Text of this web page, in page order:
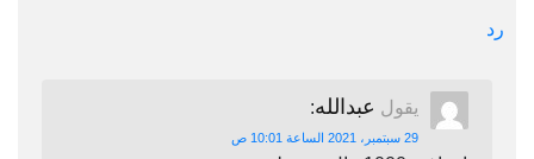
رد
يقول عبدالله:
29 سبتمبر، 2021 الساعة 10:01 ص